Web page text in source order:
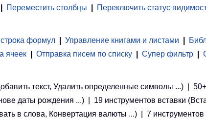
Переместить столбцы Переключить статус
формул Управление книгами и листами
ячеек Отправка писем по списку Супер фильтр
текст, Удалить определенные символы ...) |
даты рождения ...) | 19 инструментов вставки
в слова, Конвертация валюты ...) | 7